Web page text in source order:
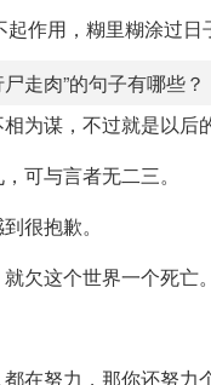
起作用，糊里糊涂过
走肉”的句子有哪些？
为谋，不过就是以后
可与言者无二三。
很抱歉。
欠这个世界一个死亡。
在努力，那你还努力